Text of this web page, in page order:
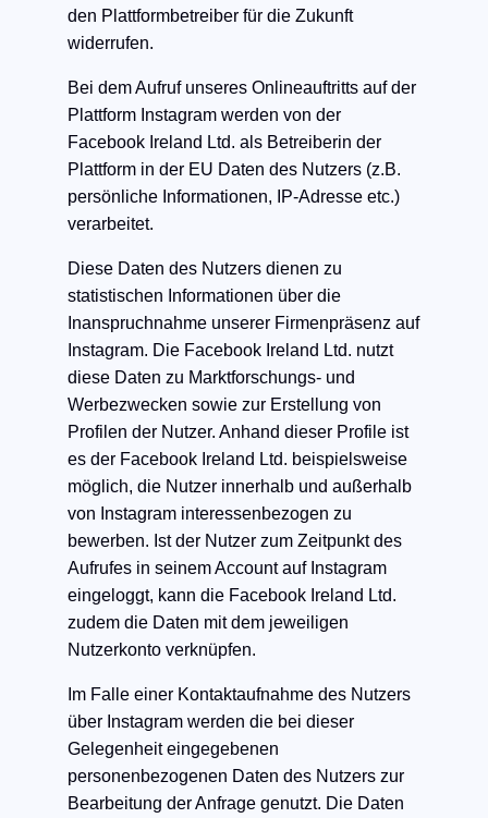
den Plattformbetreiber für die Zukunft
widerrufen.
Bei dem Aufruf unseres Onlineauftritts auf der
Plattform Instagram werden von der
Facebook Ireland Ltd. als Betreiberin der
Plattform in der EU Daten des Nutzers (z.B.
persönliche Informationen, IP-Adresse etc.)
verarbeitet.
Diese Daten des Nutzers dienen zu
statistischen Informationen über die
Inanspruchnahme unserer Firmenpräsenz auf
Instagram. Die Facebook Ireland Ltd. nutzt
diese Daten zu Marktforschungs- und
Werbezwecken sowie zur Erstellung von
Profilen der Nutzer. Anhand dieser Profile ist
es der Facebook Ireland Ltd. beispielsweise
möglich, die Nutzer innerhalb und außerhalb
von Instagram interessenbezogen zu
bewerben. Ist der Nutzer zum Zeitpunkt des
Aufrufes in seinem Account auf Instagram
eingeloggt, kann die Facebook Ireland Ltd.
zudem die Daten mit dem jeweiligen
Nutzerkonto verknüpfen.
Im Falle einer Kontaktaufnahme des Nutzers
über Instagram werden die bei dieser
Gelegenheit eingegebenen
personenbezogenen Daten des Nutzers zur
Bearbeitung der Anfrage genutzt. Die Daten